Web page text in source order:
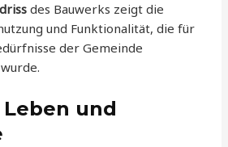
des Bauwerks zeigt die
und Funktionalität, die für
der Gemeinde
und